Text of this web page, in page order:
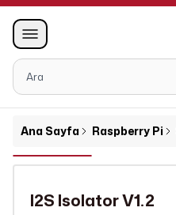
Ana Sayfa Raspberry Pi
I2S Isolator V1.2